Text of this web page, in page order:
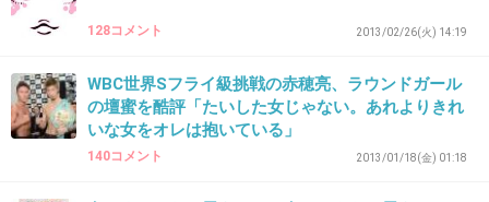
つけまつげやめたいのに、
+6 -1
128コメント 2013/02/26(火) 14:19
WBC世界Sフライ級挑戦の赤穂亮、ラウンドガール
の壇蜜を酷評「たいした女じゃない。あれよりきれ
いな女をオレは抱いている」
140コメント 2013/01/18(金) 01:18